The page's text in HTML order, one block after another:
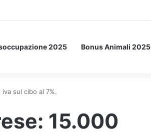
2025 Bonus Animali 2025
sul cibo al 7%.
15.000